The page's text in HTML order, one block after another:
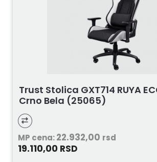
Trust Stolica GXT714 RUYA
Crno Bela (25065)
MP cena:22.932,00 rsd
19.110,00 RSD